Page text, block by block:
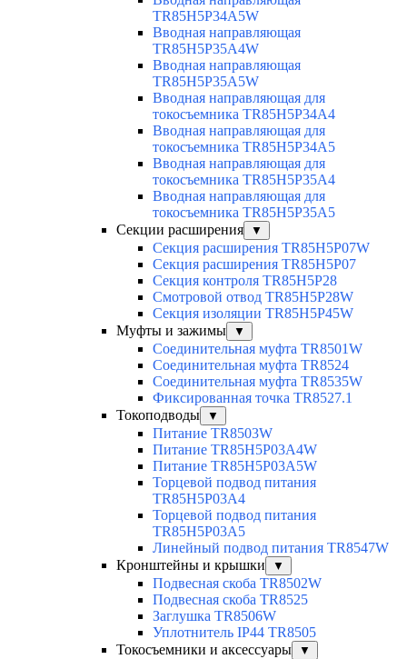
TR85H5P34A5W
Вводная направляющая
TR85H5P35A4W
Вводная направляющая
TR85H5P35A5W
Вводная направляющая для
токосъемника TR85H5P34A4
Вводная направляющая для
токосъемника TR85H5P34A5
Вводная направляющая для
токосъемника TR85H5P35A4
Вводная направляющая для
токосъемника TR85H5P35A5
Секции расширения
▼
Секция расширения TR85H5P07W
Секция расширения TR85H5P07
Секция контроля TR85H5P28
Смотровой отвод TR85H5P28W
Секция изоляции TR85H5P45W
Муфты и зажимы
▼
Соединительная муфта TR8501W
Соединительная муфта TR8524
Соединительная муфта TR8535W
Фиксированная точка TR8527.1
Токоподводы
▼
Питание TR8503W
Питание TR85H5P03A4W
Питание TR85H5P03A5W
Торцевой подвод питания
TR85H5P03A4
Торцевой подвод питания
TR85H5P03A5
Линейный подвод питания TR8547W
Кронштейны и крышки
▼
Подвесная скоба TR8502W
Подвесная скоба TR8525
Заглушка TR8506W
Уплотнитель IP44 TR8505
Токосъемники и аксессуары
▼